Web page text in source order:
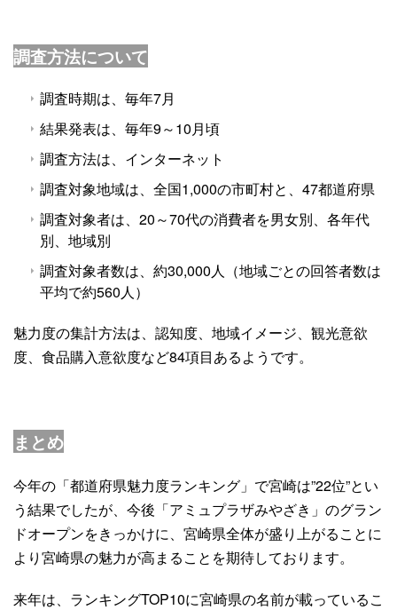
調査方法について
調査時期は、毎年7月
結果発表は、毎年9～10月頃
調査方法は、インターネット
調査対象地域は、全国1,000の市町村と、47都道府県
調査対象者は、20～70代の消費者を男女別、各年代
別、地域別
調査対象者数は、約30,000人（地域ごとの回答者数は
平均で約560人）
魅力度の集計方法は、認知度、地域イメージ、観光意欲
度、食品購入意欲度など84項目あるようです。
まとめ
今年の「都道府県魅力度ランキング」で宮崎は”22位”とい
う結果でしたが、今後「アミュプラザみやざき」のグラン
ドオープンをきっかけに、宮崎県全体が盛り上がることに
より宮崎県の魅力が高まることを期待しております。
来年は、ランキングTOP10に宮崎県の名前が載っているこ